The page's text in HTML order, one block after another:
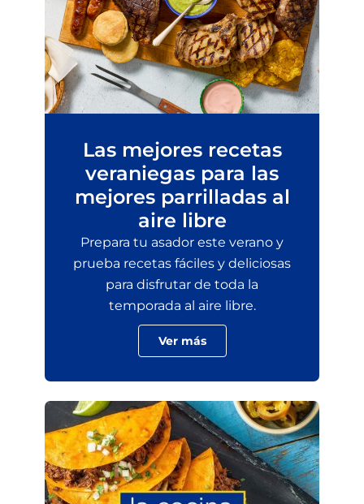
Las mejores recetas
veraniegas para las
mejores parrilladas al
aire libre
Prepara tu asador este verano y
prueba recetas fáciles y deliciosas
para disfrutar de toda la
temporada al aire libre.
Ver más